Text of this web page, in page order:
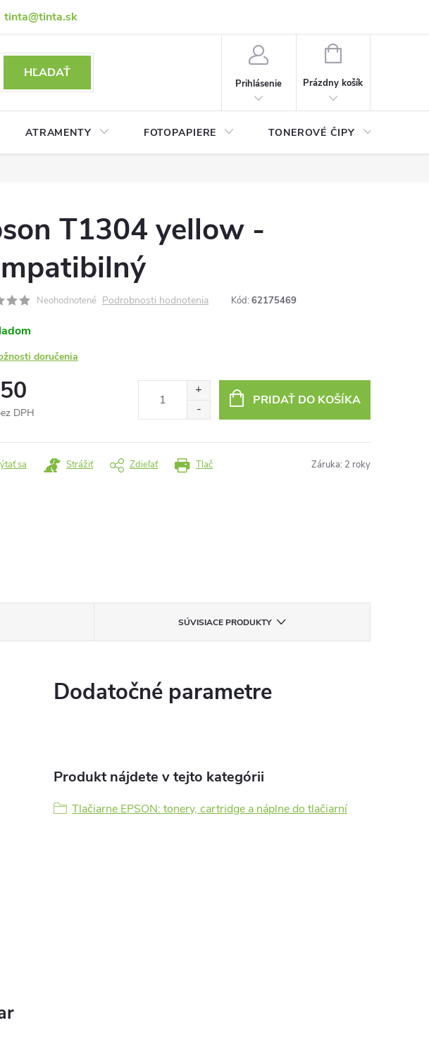
tinta@tinta.skOchrana osobný údajov (GDPR)
HĽADAŤ
Prihlásenie
NÁKUPNÝ
Prázdny košík
ATRAMENTY FOTOPAPIERE TONEROVÉ ČIPY
T1304 yellow -
Neohodnotené Podrobnosti hodnotenia Kód: 62175469
doručenia
DPH
PRIDAŤ DO KOŠÍKA
Tlač
sa Strážiť Zdieľať Záruka: 2 roky
SÚVISIACE PRODUKTY
Dodatočné parametre
Produkt nájdete v tejto kategórii
Tlačiarne EPSON: tonery, cartridge a náplne do tlačiarní